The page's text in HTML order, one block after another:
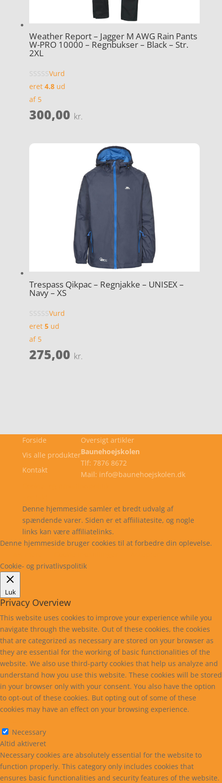
Weather Report – Jagger M AWG Rain Pants
W-PRO 10000 – Regnbukser – Black – Str.
2XL
Vurd
eret 4.8ud
af 5
300,00 kr.
Trespass Qikpac – Regnjakke – UNISEX –
Navy – XS
Vurd
eret 5ud
af 5
275,00 kr.
Forside
Vis alle produkter
Kontakt
Oversigt artikler
Baunehoejskolen
Tlf: 7876 8672
Mail: info@baunehoejskolen.dk
Denne hjemmeside samler et bredt udvalg af
spændende varer. Siden er et affiiliatesite, og nogle
links kan være affiliatelinks.
Denne hjemmeside bruger cookies til at forbedre din oplevelse.
Cookie- og privatlivspolitik
Luk
Privacy Overview
This website uses cookies to improve your experience while you
navigate through the website. Out of these cookies, the cookies
that are categorized as necessary are stored on your browser as
they are essential for the working of basic functionalities of the
website. We also use third-party cookies that help us analyze and
understand how you use this website. These cookies will be stored
in your browser only with your consent. You also have the option
to opt-out of these cookies. But opting out of some of these
cookies may have an effect on your browsing experience.
Necessary
Altid aktiveret
Necessary cookies are absolutely essential for the website to
function properly. This category only includes cookies that
ensures basic functionalities and security features of the website.